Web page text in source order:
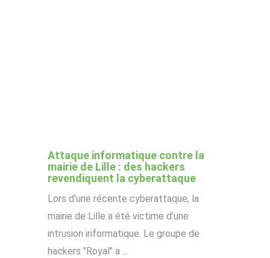
Attaque informatique contre la
mairie de Lille : des hackers
revendiquent la cyberattaque
Lors d'une récente cyberattaque, la
mairie de Lille a été victime d'une
intrusion informatique. Le groupe de
hackers "Royal" a ...